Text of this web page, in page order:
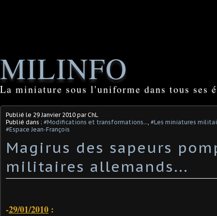
MILINFO
La miniature sous l'uniforme dans tous ses
Publié le 29 Janvier 2010 par ChL
Publié dans : #Modifications et transformations..., #Les miniatures
#Espace Jean-François
Magirus des sapeurs
militaires allemands...
-29/01/2010 :